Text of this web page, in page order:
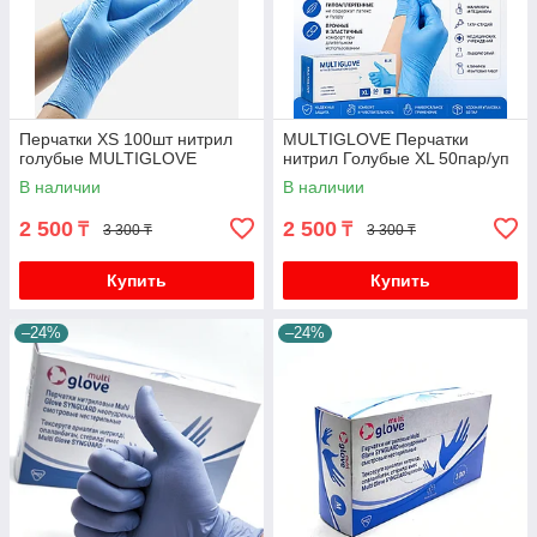
Перчатки XS 100шт нитрил
голубые MULTIGLOVE
В наличии
2 500 ₸ 3 300 ₸
Купить
MULTIGLOVE Перчатки
нитрил Голубые XL 50пар/уп
В наличии
2 500 ₸ 3 300 ₸
Купить
–24% –24%